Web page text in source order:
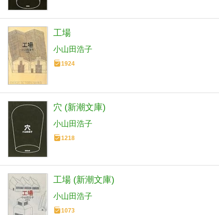
工場
小山田浩子
1924
穴 (新潮文庫)
小山田浩子
1218
工場 (新潮文庫)
小山田浩子
1073